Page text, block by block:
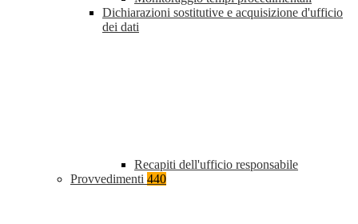
Dichiarazioni sostitutive e acquisizione d'ufficio
dei dati
Recapiti dell'ufficio responsabile
Provvedimenti 440